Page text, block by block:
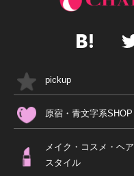
pickup
原宿・青文字系SHOP
メイク・コスメ・ヘア
スタイル